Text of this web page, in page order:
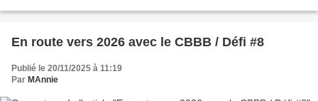
En route vers 2026 avec le CBBB / Défi #8
Publié le 20/11/2025 à 11:19
Par MAnnie